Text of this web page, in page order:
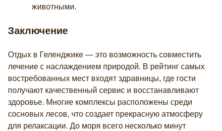
животными.
Заключение
Отдых в Геленджике — это возможность совместить
лечение с наслаждением природой. В рейтинг самых
востребованных мест входят здравницы, где гости
получают качественный сервис и восстанавливают
здоровье. Многие комплексы расположены среди
сосновых лесов, что создает прекрасную атмосферу
для релаксации. До моря всего несколько минут